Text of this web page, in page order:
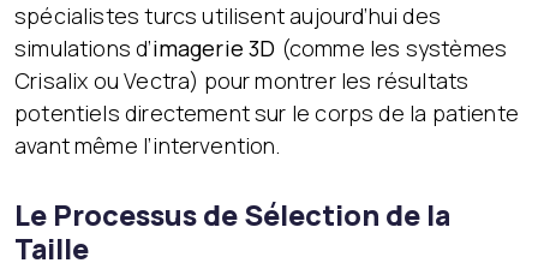
spécialistes turcs utilisent aujourd’hui des
simulations d’imagerie 3D (comme les systèmes
Crisalix ou Vectra) pour montrer les résultats
potentiels directement sur le corps de la patiente
avant même l’intervention.
Le Processus de Sélection de la
Taille